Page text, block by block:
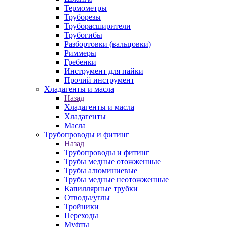
Термометры
Труборезы
Труборасширители
Трубогибы
Разбортовки (вальцовки)
Риммеры
Гребенки
Инструмент для пайки
Прочий инструмент
Хладагенты и масла
Назад
Хладагенты и масла
Хладагенты
Масла
Трубопроводы и фитинг
Назад
Трубопроводы и фитинг
Трубы медные отожженные
Трубы алюминиевые
Трубы медные неотожженные
Капиллярные трубки
Отводы/углы
Тройники
Переходы
Муфты